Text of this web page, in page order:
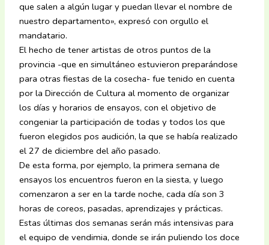
que salen a algún lugar y puedan llevar el nombre de
nuestro departamento», expresó con orgullo el
mandatario.
El hecho de tener artistas de otros puntos de la
provincia -que en simultáneo estuvieron preparándose
para otras fiestas de la cosecha- fue tenido en cuenta
por la Dirección de Cultura al momento de organizar
los días y horarios de ensayos, con el objetivo de
congeniar la participación de todas y todos los que
fueron elegidos pos audición, la que se había realizado
el 27 de diciembre del año pasado.
De esta forma, por ejemplo, la primera semana de
ensayos los encuentros fueron en la siesta, y luego
comenzaron a ser en la tarde noche, cada día son 3
horas de coreos, pasadas, aprendizajes y prácticas.
Estas últimas dos semanas serán más intensivas para
el equipo de vendimia, donde se irán puliendo los doce